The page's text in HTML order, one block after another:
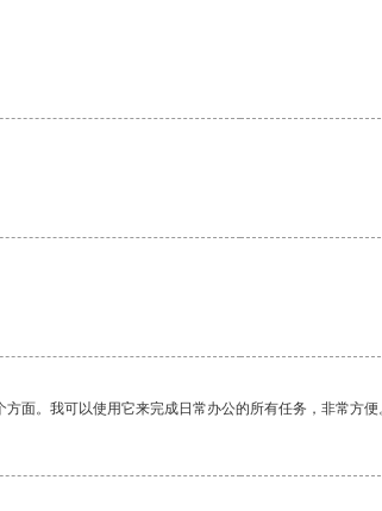
面。我可以使用它来完成日常办公的所有任务，非常方便